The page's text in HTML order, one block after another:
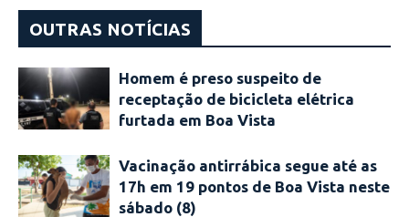
OUTRAS NOTÍCIAS
Homem é preso suspeito de
receptação de bicicleta elétrica
furtada em Boa Vista
Vacinação antirrábica segue até as
17h em 19 pontos de Boa Vista neste
sábado (8)